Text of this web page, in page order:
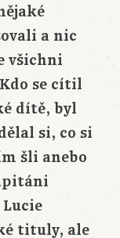
a nic
všichni
se cítil
dítě, byl
si, co si
šli anebo
tituly, ale